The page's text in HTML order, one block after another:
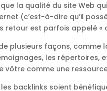
la qualité du site Web
(c’est-à-dire qu’il
retour est parfois appelé «
plusieurs façons, comme
les répertoires,
vôtre comme une
les backlinks soient